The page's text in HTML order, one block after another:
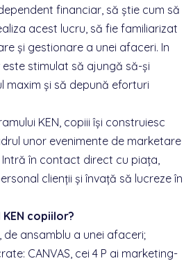
financiar, să ştie cum să
acest lucru, să fie familiarizat
şi gestionare a unei afaceri. In
stimulat să ajungă să-şi
maxim şi să depună eforturi
KEN, copiii îşi construiesc
unor evenimente de marketare
Intră în contact direct cu piaţa,
clienţii şi învaţă să lucreze în
copiilor?
de ansamblu a unei afaceri;
CANVAS, cei 4 P ai marketing-